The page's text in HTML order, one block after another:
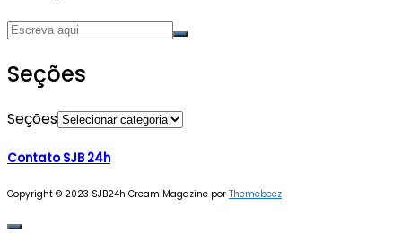
Seções
Seções
Contato SJB 24h
Copyright © 2023 SJB24h Cream Magazine por Themebeez